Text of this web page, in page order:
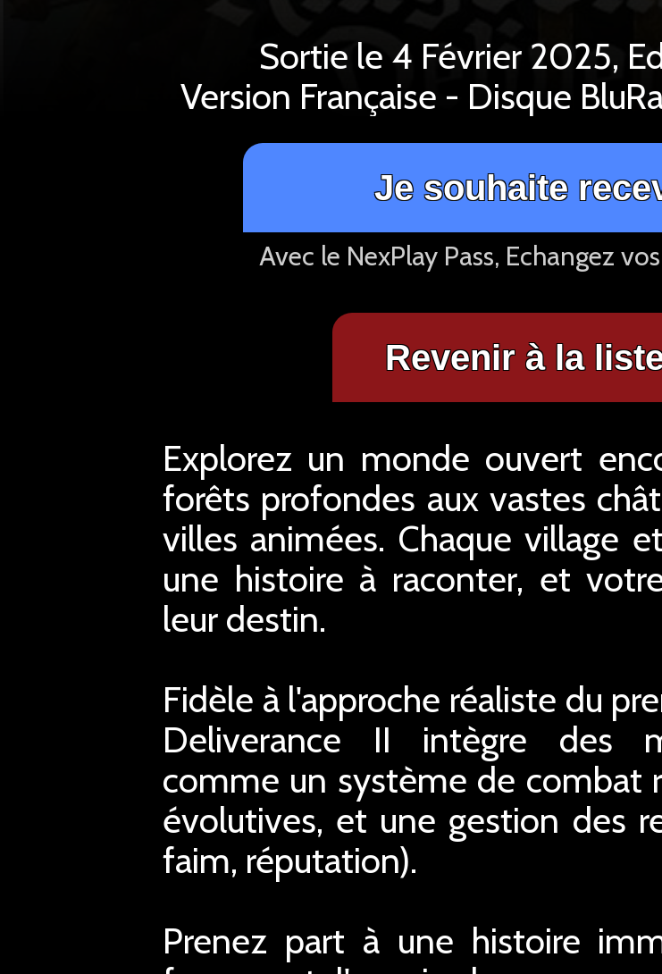
Sortie le 4 Février 2025,
Version Française - Disque
Je souhaite
Avec le NexPlay Pass, Echangez
Revenir à la
Explorez un monde ouvert
forêts profondes aux vastes
villes animées. Chaque village
une histoire à raconter, et
leur destin.
Fidèle à l'approche réaliste du
Deliverance II intègre des
comme un système de combat
évolutives, et une gestion des
faim, réputation).
Prenez part à une histoire